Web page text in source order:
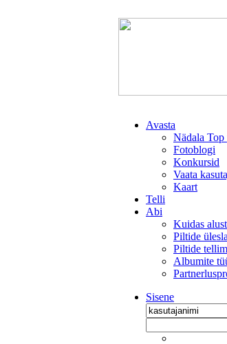
Avasta
Nädala
Fotoblogi
Konkursid
Vaata
Kaart
Telli
Abi
Kuidas
Piltide
Piltide
Albumite
Sisene